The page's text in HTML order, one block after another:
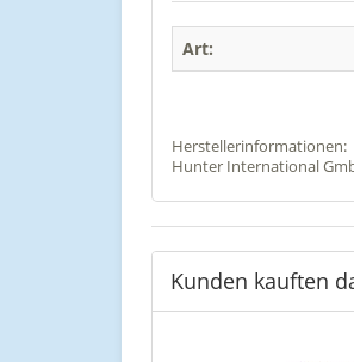
Art:
Herstellerinformationen:
Hunter International
Kunden kauften